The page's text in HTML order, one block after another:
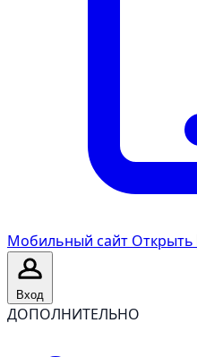
Мобильный сайт Открыть
Вход
ДОПОЛНИТЕЛЬНО